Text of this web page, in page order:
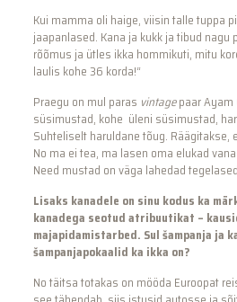
Kui mamma oli haige, viisin talle tuppa
jaapanlased. Kana ja kukk ja tibud
rõõmus ja ütles ikka hommikuti, mitu
laulis kohe 36 korda!“
Praegu on mul paras vintagepaar Ayam
süsimustad, kohe üleni süsimustad,
Suhteliselt haruldane tõug. Räägitakse,
No ma ei tea, ma lasen oma elukad
Need mustad on väga lahedad
Lisaks kanadele on sinu kodus ka
kanadega seotud atribuutikat –
majapidamistarbed. Sul šampanja ja
šampanjapokaalid ka ikka on?
No täitsa totakas on mööda Euroopat